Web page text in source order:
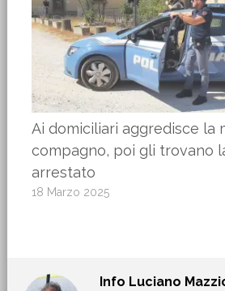
Ai domiciliari aggredisce la
compagno, poi gli trovano
arrestato
18 Marzo 2025
Info Luciano